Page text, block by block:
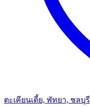
ตะเคียนเตี้ย, พัทยา, ชลบุรี